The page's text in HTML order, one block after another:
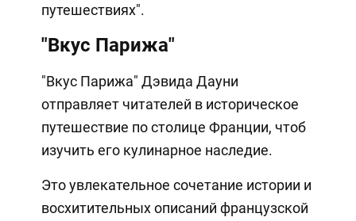
путешествиях".
"Вкус Парижа"
"Вкус Парижа" Дэвида Дауни
отправляет читателей в историческое
путешествие по столице Франции, чтоб
изучить его кулинарное наследие.
Это увлекательное сочетание истории и
восхитительных описаний французской